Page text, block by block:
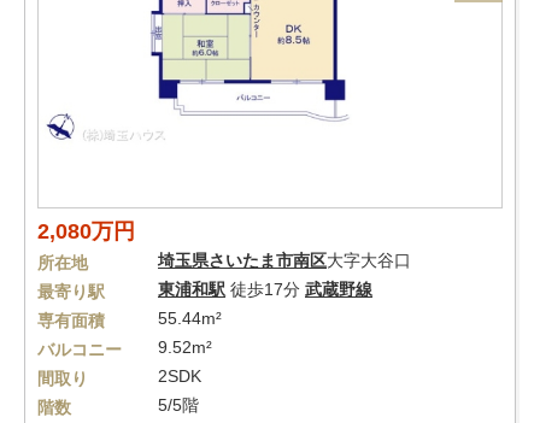
2,080万円
所在地 埼玉県さいたま市南区大字大谷口
最寄り駅
東浦和駅 徒歩17分 武蔵野線
専有面積
55.44m²
バルコニー
9.52m²
間取り
2SDK
階数
5/5階